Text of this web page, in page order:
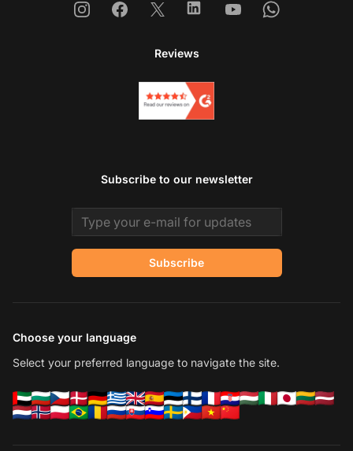
InstagramFacebook
X LinkedinYoutubeWhatsapp
Reviews
Subscribe to our newsletter
Email address
Subscribe
Choose your language
Select your preferred language to navigate the site.